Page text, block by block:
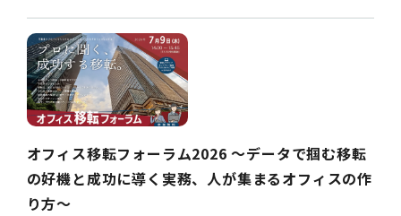
オフィス移転フォーラム2026 ～データで掴む移転
の好機と成功に導く実務、人が集まるオフィスの作
り方～